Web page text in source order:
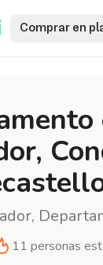
Comprar en
11 personas